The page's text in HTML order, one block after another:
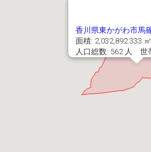
香川県東かがわ市馬
面積: 2,032,892.333 ㎡
人口総数: 562 人 世